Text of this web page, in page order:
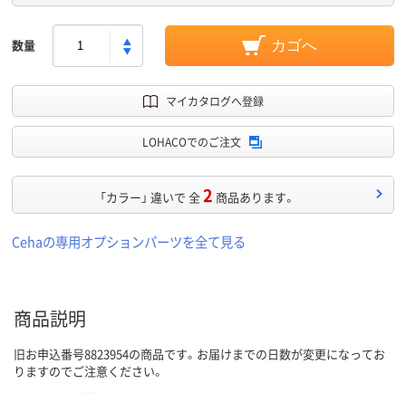
数量 カゴへ
マイカタログへ登録
LOHACOでのご注文
「カラー」 違いで 全2 商品あります。
Cehaの専用オプションパーツを全て見る
商品説明
旧お申込番号8823954の商品です。お届けまでの日数が変更になってお
りますのでご注意ください。